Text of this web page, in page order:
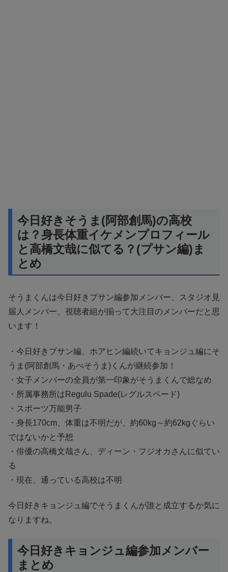
今日好きそうま(阿部創馬)の高校
は？身長体重イケメンプロフィール
と高橋文哉に似てる？(プサン編)ま
とめ
そうまくんは今日好きプサン編参加メンバー、スタジオ見
届人メンバー、視聴者組が揃って大注目のメンバーだと思
います！
・今日好きプサン編、ホアヒン編続いてキョンジュ編にそ
うま(阿部創馬・あべそうま)くんが継続参加！
・女子メンバーの全員が第一印象がそうまくんで総なめ
・所属事務所はRegulu Spade(レグルスペード)
・スポーツ万能男子
・身長170cm、体重は不明だが、約60kg～約62kgぐらい
ではないかと予想
・俳優の高橋文哉さん、ディーン・フジオカさんに似てい
る
・現在、通っている高校は不明
今日好きキョンジュ編でそうまくんが誰と成立するか気に
なりますね。
今日好きキョンジュ編参加メンバー
まとめ